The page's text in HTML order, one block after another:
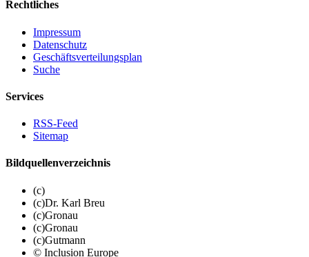
Rechtliches
Impressum
Datenschutz
Geschäftsverteilungsplan
Suche
Services
RSS-Feed
Sitemap
Bildquellenverzeichnis
(c)
(c)Dr. Karl Breu
(c)Gronau
(c)Gronau
(c)Gutmann
© Inclusion Europe